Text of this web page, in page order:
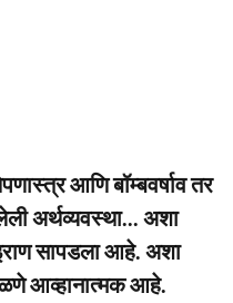
आणि बॉम्बवर्षाव तर
अर्थव्यवस्था... अशा
सापडला आहे. अशा
आव्हानात्मक आहे.